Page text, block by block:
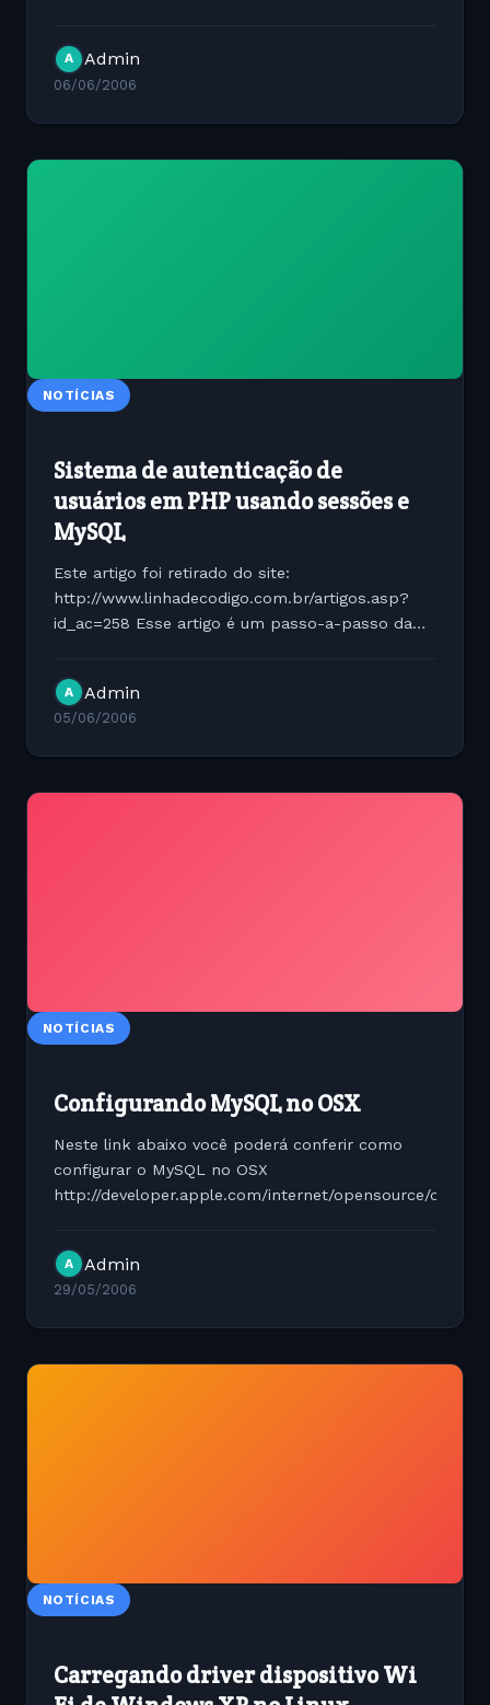
get. para isso...
A Admin
06/06/2006
NOTÍCIAS
Sistema de autenticação de
usuários em PHP usando sessões e
MySQL
Este artigo foi retirado do site:
http://www.linhadecodigo.com.br/artigos.asp?
id_ac=258 Esse artigo é um passo-a-passo da
principalmente, as poderosas...
A Admin
05/06/2006
NOTÍCIAS
Configurando MySQL no OSX
Neste link abaixo você poderá conferir como
configurar o MySQL no OSX
http://developer.apple.com/internet/opensource/
A Admin
29/05/2006
NOTÍCIAS
Carregando driver dispositivo Wi